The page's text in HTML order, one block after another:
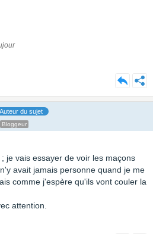
Auteur du sujet
Bloggeur
je vais essayer de voir les maçons
avait jamais personne quand je me
comme j'espère qu'ils vont couler la
attention.